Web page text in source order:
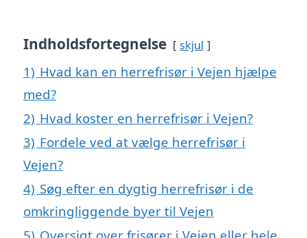
Indholdsfortegnelse skjul
1) Hvad kan en herrefrisør i Vejen hjælpe
med?
2) Hvad koster en herrefrisør i Vejen?
3) Fordele ved at vælge herrefrisør i
Vejen?
4) Søg efter en dygtig herrefrisør i de
omkringliggende byer til Vejen